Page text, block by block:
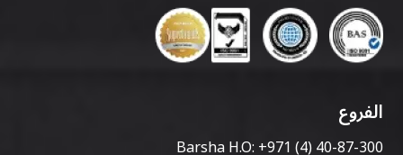
الفروع
Barsha H.O:+971 (4) 40-87-300